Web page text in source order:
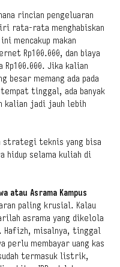
rincian pengeluaran
rata-rata menghabiskan
mencakup makan
Rp100.000, dan biaya
Jika kalian
besar memang ada pada
tinggal, ada banyak
kalian jadi jauh lebih
strategi teknis yang bisa
hidup selama kuliah di
atau Asrama Kampus
paling krusial. Kalau
asrama yang dikelola
Hafizh, misalnya, tinggal
perlu membayar uang kas
termasuk listrik,